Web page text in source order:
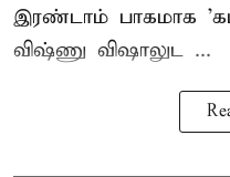
இரண்டாம் பாகமாக
விஷ்ணு விஷாலுட ...